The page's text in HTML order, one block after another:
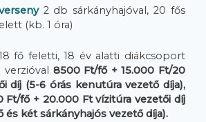
2 db sárkányhajóval, 20 fős
(kb. 1 óra)
fő feletti, 18 év alatti diákcsoport
verzióval 8500 Ft/fő + 15.000 Ft/20
díj (5-6 órás kenutúra vezető díja),
Ft/fő + 20.000 Ft vízitúra vezetői díj
és két sárkányhajós vezető díja).